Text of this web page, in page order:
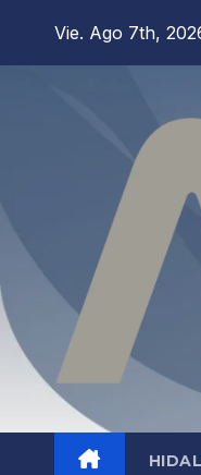
Vie. Ago 7th,